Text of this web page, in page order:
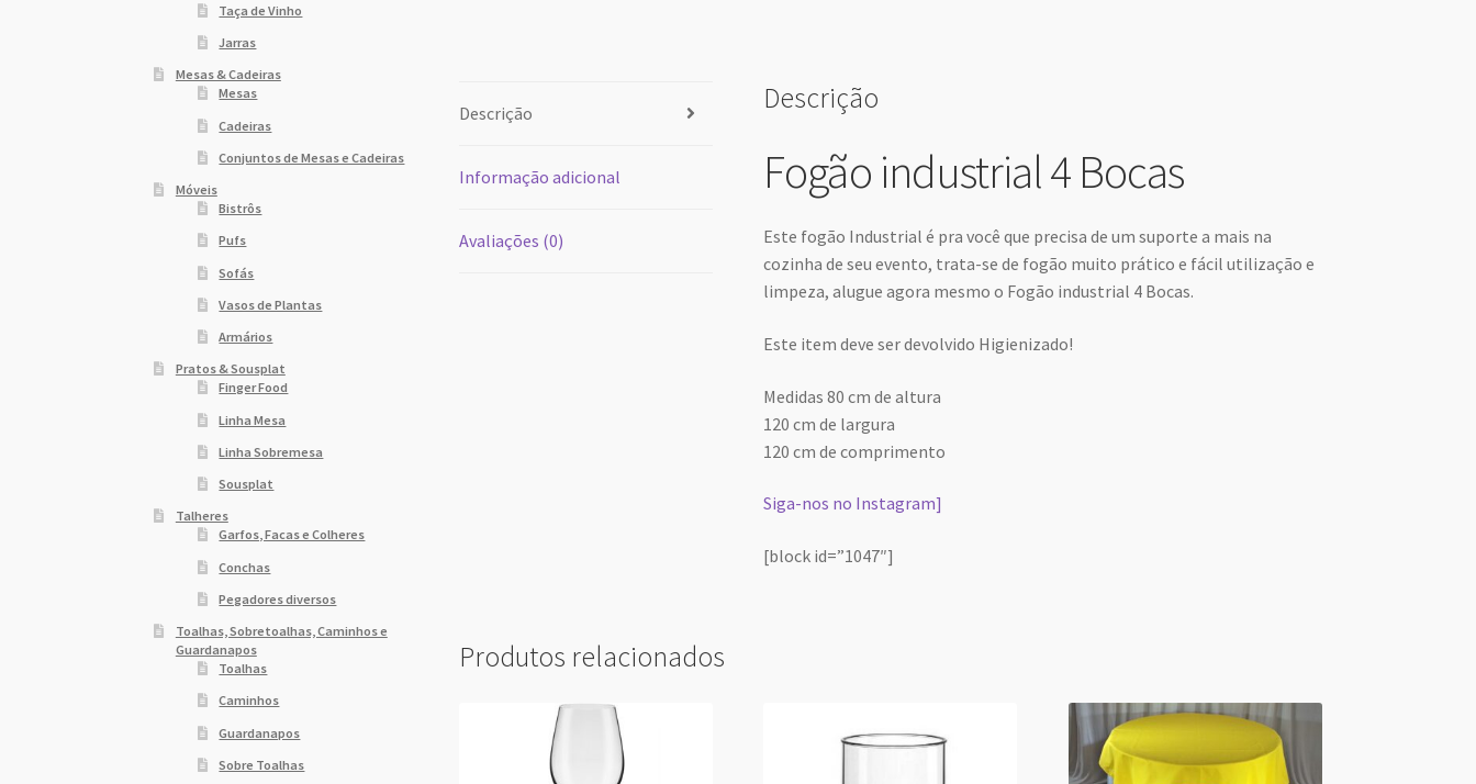
Descrição
Informação adicional
Avaliações (0)
Descrição
Fogão industrial 4 Bocas
Este fogão Industrial é pra você que precisa de um suporte a mais na
cozinha de seu evento, trata-se de fogão muito prático e fácil utilização e
limpeza, alugue agora mesmo o Fogão industrial 4 Bocas.
Este item deve ser devolvido Higienizado!
Medidas 80 cm de altura
120 cm de largura
120 cm de comprimento
Siga-nos no Instagram]
[block id=”1047″]
Produtos relacionados
Taça de Vinho
Jarras
Mesas & Cadeiras
Mesas
Cadeiras
Conjuntos de Mesas e Cadeiras
Móveis
Bistrôs
Pufs
Sofás
Vasos de Plantas
Armários
Pratos & Sousplat
Finger Food
Linha Mesa
Linha Sobremesa
Sousplat
Talheres
Garfos, Facas e Colheres
Conchas
Pegadores diversos
Toalhas, Sobretoalhas, Caminhos e
Guardanapos
Toalhas
Caminhos
Guardanapos
Sobre Toalhas